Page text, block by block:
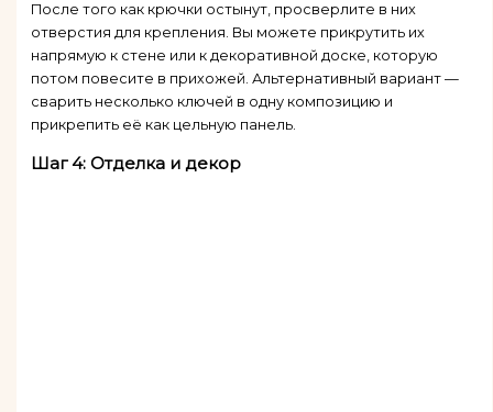
После того как крючки остынут, просверлите в них
отверстия для крепления. Вы можете прикрутить их
напрямую к стене или к декоративной доске, которую
потом повесите в прихожей. Альтернативный вариант —
сварить несколько ключей в одну композицию и
прикрепить её как цельную панель.
Шаг 4: Отделка и декор